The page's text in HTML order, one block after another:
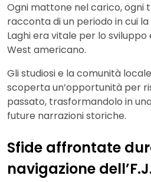
Ogni mattone nel carico, ogni
racconta di un periodo in cui
Laghi era vitale per lo
West americano.
Gli studiosi e la comunità
scoperta un’opportunità per
passato, trasformandolo in
future narrazioni storiche.
Sfide affrontate
navigazione